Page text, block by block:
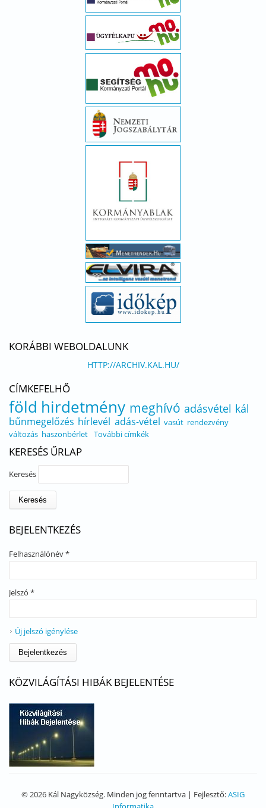
KORÁBBI WEBOLDALUNK
HTTP://ARCHIV.KAL.HU/
CÍMKEFELHŐ
föld hirdetmény meghívó adásvétel kál
bűnmegelőzés hírlevél adás-vétel vasút rendezvény
változás haszonbérlet További címkék
KERESÉS ŰRLAP
Keresés
BEJELENTKEZÉS
Felhasználónév*
Jelszó *
Új jelszó igénylése
KÖZVILÁGÍTÁSI HIBÁK BEJELENTÉSE
© 2026 Kál Nagyközség. Minden jog fenntartva | Fejlesztő:ASIG